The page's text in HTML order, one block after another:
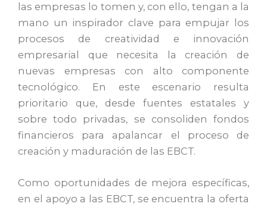
las empresas lo tomen y, con ello, tengan a la
mano un inspirador clave para empujar los
procesos de creatividad e innovación
empresarial que necesita la creación de
nuevas empresas con alto componente
tecnológico. En este escenario resulta
prioritario que, desde fuentes estatales y
sobre todo privadas, se consoliden fondos
financieros para apalancar el proceso de
creación y maduración de las EBCT.
Como oportunidades de mejora específicas,
en el apoyo a las EBCT, se encuentra la oferta